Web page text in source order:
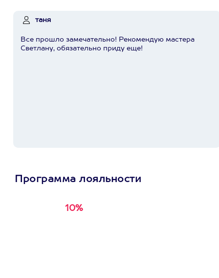
таня
Все прошло замечательно! Рекомендую мастера
Светлану, обязательно приду еще!
Программа лояльности
10%